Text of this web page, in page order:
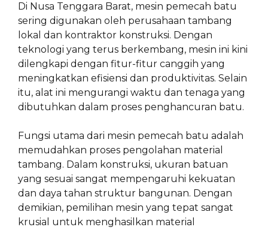
Di Nusa Tenggara Barat, mesin pemecah batu
sering digunakan oleh perusahaan tambang
lokal dan kontraktor konstruksi. Dengan
teknologi yang terus berkembang, mesin ini kini
dilengkapi dengan fitur-fitur canggih yang
meningkatkan efisiensi dan produktivitas. Selain
itu, alat ini mengurangi waktu dan tenaga yang
dibutuhkan dalam proses penghancuran batu.
Fungsi utama dari mesin pemecah batu adalah
memudahkan proses pengolahan material
tambang. Dalam konstruksi, ukuran batuan
yang sesuai sangat mempengaruhi kekuatan
dan daya tahan struktur bangunan. Dengan
demikian, pemilihan mesin yang tepat sangat
krusial untuk menghasilkan material